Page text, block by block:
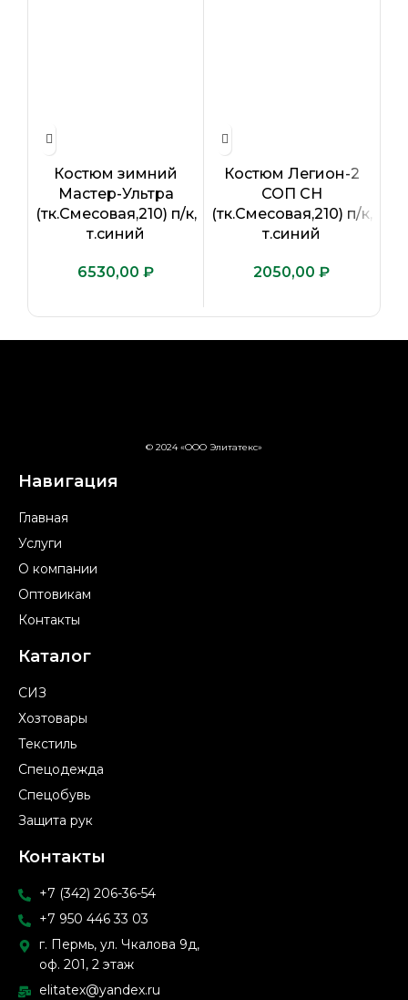
Костюм зимний
Мастер-Ультра
(тк.Смесовая,210) п/к,
т.синий
₽
Костюм Легион-2
СОП CH
(тк.Смесовая,210) п/к,
т.синий
₽
© 2024 «ООО Элитатекс»
Навигация
Главная
Услуги
О компании
Оптовикам
Контакты
Каталог
СИЗ
Хозтовары
Текстиль
Спецодежда
Спецобувь
Защита рук
Контакты
+7 (342) 206-36-54
+7 950 446 33 03
г. Пермь, ул. Чкалова 9д,
оф. 201, 2 этаж
elitatex@yandex.ru